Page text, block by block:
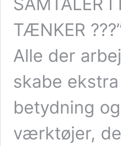
TÆNKER
Alle der
skabe
betydning
værktøjer,